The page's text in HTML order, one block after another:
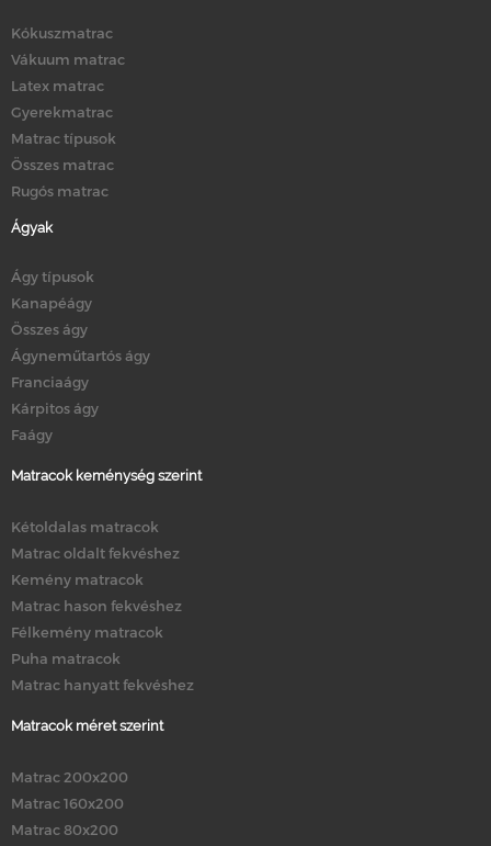
Kókuszmatrac
Vákuum matrac
Latex matrac
Gyerekmatrac
Matrac típusok
Összes matrac
Rugós matrac
Ágyak
Ágy típusok
Kanapéágy
Összes ágy
Ágyneműtartós ágy
Franciaágy
Kárpitos ágy
Faágy
Matracok keménység szerint
Kétoldalas matracok
Matrac oldalt fekvéshez
Kemény matracok
Matrac hason fekvéshez
Félkemény matracok
Puha matracok
Matrac hanyatt fekvéshez
Matracok méret szerint
Matrac 200x200
Matrac 160x200
Matrac 80x200